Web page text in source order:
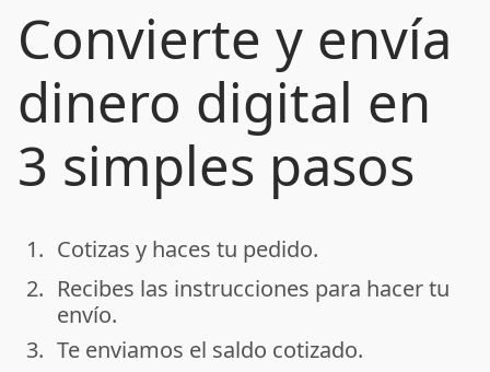
Convierte y envía
dinero digital en
3 simples pasos
done
1. Cotizas y haces tu pedido.
done
2. Recibes las instrucciones para hacer tu
envío.
done
3. Te enviamos el saldo cotizado.